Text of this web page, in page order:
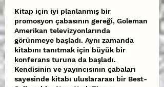
Kitap için iyi planlanmış bir
promosyon çabasının gereği, Goleman
Amerikan televizyonlarında
görünmeye başladı. Aynı zamanda
kitabını tanıtmak için büyük bir
konferans turuna da başladı.
Kendisinin ve yayıncısının çabaları
sayesinde kitabı uluslararası bir Best-